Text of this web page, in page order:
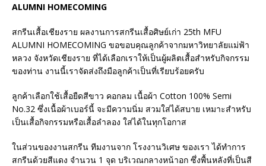
ALUMNI HOMECOMING
สกรีนเสื้อเชียงราย ผลงานการสกรีนเสื้อศิษย์เก่า 25th MFU
ALUMNI HOMECOMING ขอขอบคุณลูกค้าจากมหาวิทยาลัยแม่ฟ้า
หลวง จังหวัดเชียงราย ที่ได้เลือกเราให้เป็นผู้ผลิตเสื้อสำหรับกิจกรรม
ของท่าน งานนี้เราจัดส่งถึงมือลูกค้าเป็นที่เรียบร้อยครับ
ลูกค้าเลือกใช้เสื้อยืดสีขาว คอกลม เนื้อผ้า Cotton 100% Semi
No.32 ซึ่งเนื้อผ้าเบอร์นี้ จะมีความนิ่ม สวมใส่ได้สบาย เหมาะสำหรับ
เป็นเสื้อกิจกรรมหรือเสื้อลำลอง ใส่ได้ในทุกโอกาส
ในส่วนของงานสกรีน ทีมงานจาก โรงงานวิเศษ ของเรา ได้ทำการ
สกรีนด้วยสีแดง จำนวน 1 จุด บริเวณกลางหน้าอก ซึ่งพื้นหลังที่เป็นสี